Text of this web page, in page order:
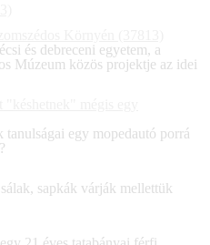
és debreceni egyetem, a
Múzeum közös projektje az idei
tanulságai egy mopedautó porrá
sapkák várják mellettük